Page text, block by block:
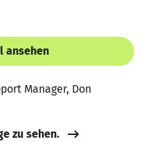
ansehen
Manager, Don
zu sehen.